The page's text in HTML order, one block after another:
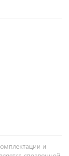
и